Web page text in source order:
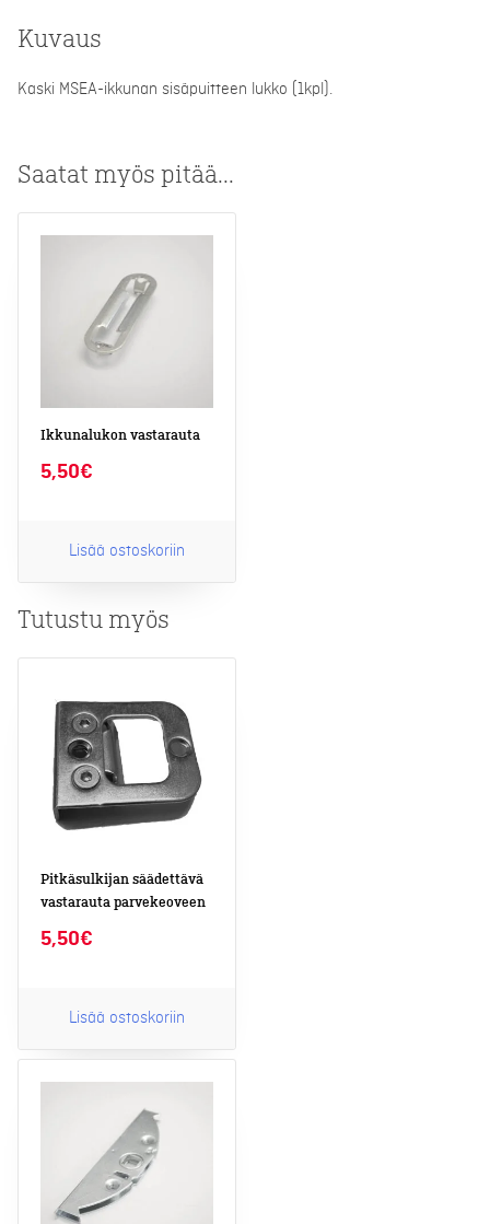
Kuvaus
Kaski MSEA-ikkunan sisäpuitteen lukko (1kpl).
Saatat myös pitää...
Ikkunalukon vastarauta
5,50€
Lisää ostoskoriin
Tutustu myös
Pitkäsulkijan säädettävä
vastarauta parvekeoveen
5,50€
Lisää ostoskoriin